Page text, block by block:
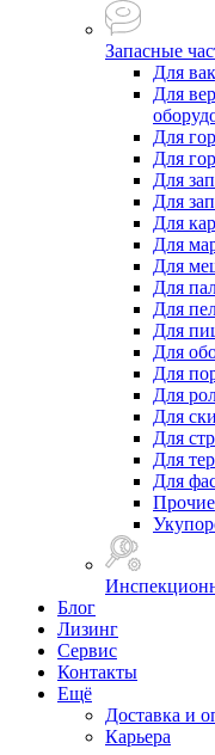
Запасные
Для
Для
Для
Для
Для
Для
Для
Для
Для
Для
Для
Для
Для
Для
Для
Для
Для
Для
Для
Прочие
Блог
Лизинг
Сервис
Контакты
Ещё
Доставка и
Карьера